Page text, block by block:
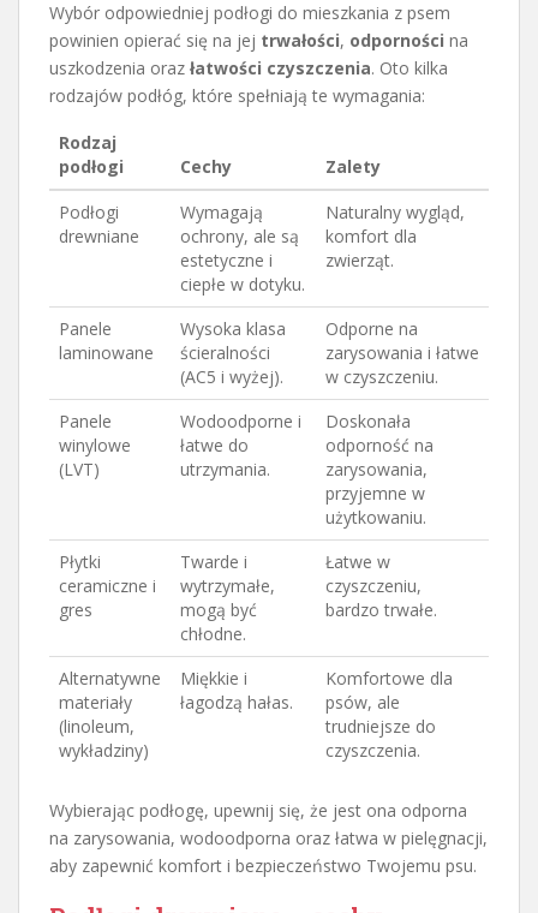
Wybór odpowiedniej podłogi do mieszkania z psem
powinien opierać się na jej trwałości, odporności na
uszkodzenia oraz łatwości czyszczenia. Oto kilka
rodzajów podłóg, które spełniają te wymagania:
Rodzaj
podłogi
Cechy
Zalety
Podłogi
drewniane
Wymagają
ochrony, ale są
estetyczne i
ciepłe w dotyku.
Naturalny wygląd,
komfort dla
zwierząt.
Panele
laminowane
Wysoka klasa
ścieralności
(AC5 i wyżej).
Odporne na
zarysowania i łatwe
w czyszczeniu.
Panele
winylowe
(LVT)
Wodoodporne i
łatwe do
utrzymania.
Doskonała
odporność na
zarysowania,
przyjemne w
użytkowaniu.
Płytki
ceramiczne i
gres
Twarde i
wytrzymałe,
mogą być
chłodne.
Łatwe w
czyszczeniu,
bardzo trwałe.
Alternatywne
materiały
(linoleum,
wykładziny)
Miękkie i
łagodzą hałas.
Komfortowe dla
psów, ale
trudniejsze do
czyszczenia.
Wybierając podłogę, upewnij się, że jest ona odporna
na zarysowania, wodoodporna oraz łatwa w pielęgnacji,
aby zapewnić komfort i bezpieczeństwo Twojemu psu.